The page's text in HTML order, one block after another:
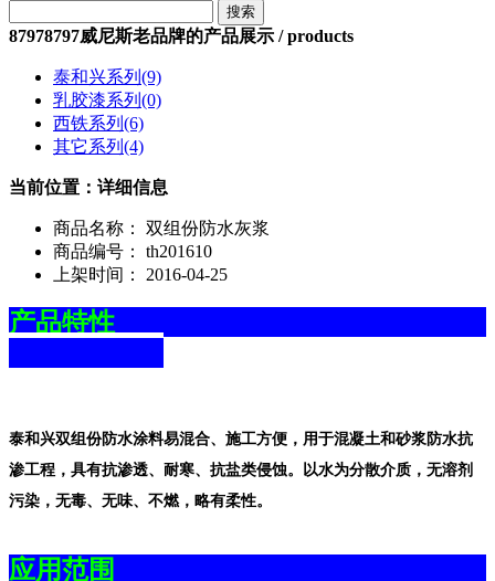
87978797威尼斯老品牌的产品展示 / products
泰和兴系列 (9)
乳胶漆系列 (0)
西铁系列 (6)
其它系列 (4)
当前位置：详细信息
商品名称：
双组份防水灰浆
商品编号：
th201610
上架时间：
2016-04-25
产品特性
泰和兴双组份防水涂料易混合、施工方便，用于混凝土和砂浆防水抗
渗工程，具有抗渗透、耐寒、抗盐类侵蚀。以水为分散介质，无溶剂
污染，无毒、无味、不燃，略有柔性。
应用范围